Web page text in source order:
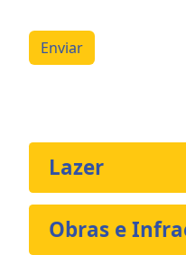
Enviar
Lazer
Obras e